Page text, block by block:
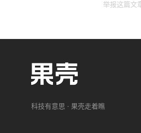
举报这篇文
科技有意思 · 果壳走着瞧